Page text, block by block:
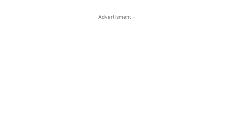
- Advertisment -